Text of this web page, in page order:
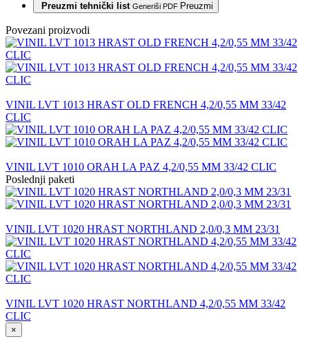
Preuzmi tehnički list Generiši PDF Preuzmi
Povezani proizvodi
VINIL LVT 1013 HRAST OLD FRENCH 4,2/0,55 MM 33/42
CLIC
VINIL LVT 1010 ORAH LA PAZ 4,2/0,55 MM 33/42 CLIC
Poslednji paketi
VINIL LVT 1020 HRAST NORTHLAND 2,0/0,3 MM 23/31
VINIL LVT 1020 HRAST NORTHLAND 4,2/0,55 MM 33/42
CLIC
×